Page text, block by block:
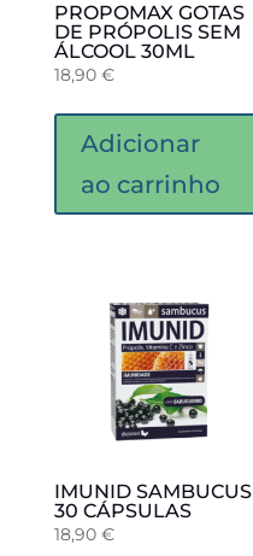
PROPOMAX GOTAS
DE PRÓPOLIS SEM
ÁLCOOL 30ML
18,90 €
Adicionar
ao carrinho
IMUNID SAMBUCUS
30 CÁPSULAS
18,90 €